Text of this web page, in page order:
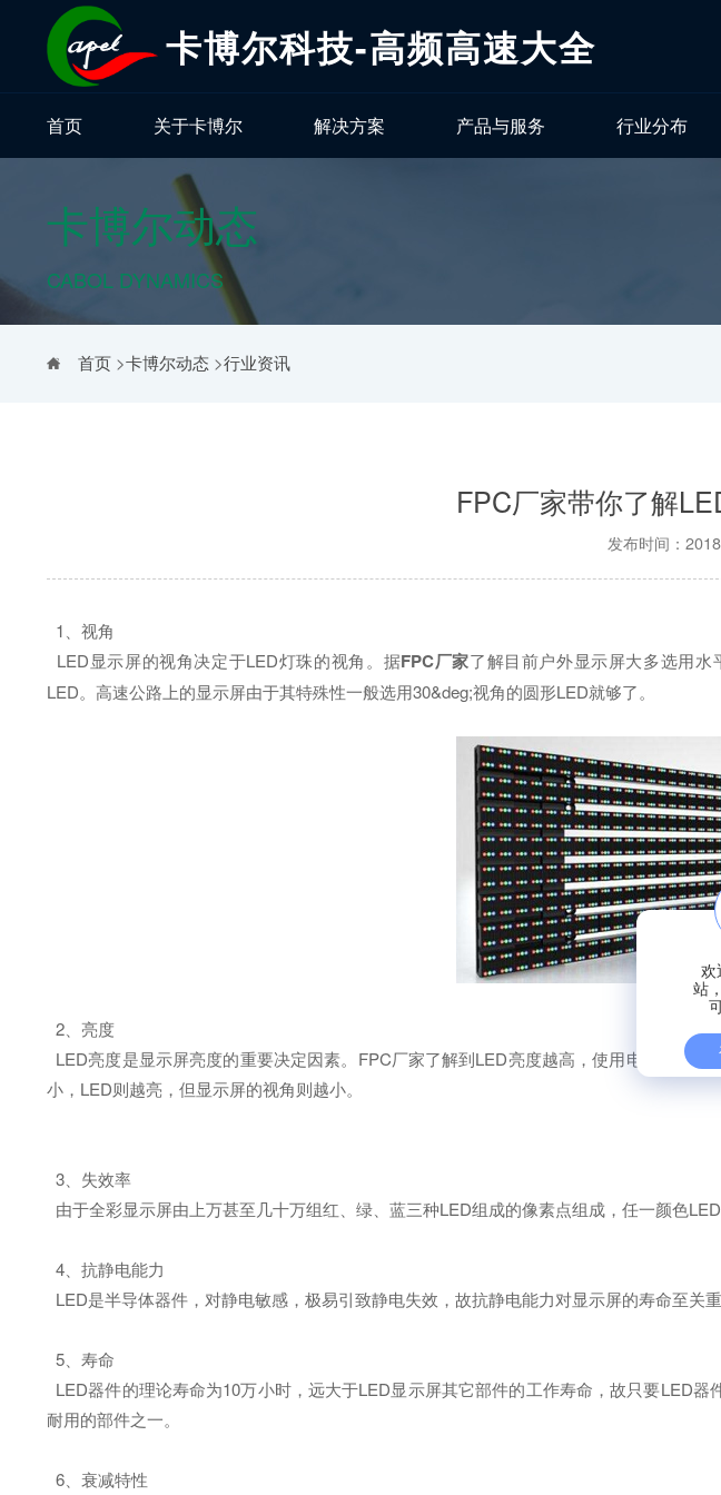
卡博尔科技-高频高速大全
首页 关于卡博尔 解决方案 产品与服务 行业分布
卡博尔动态
CABOL DYNAMICS
首页>卡博尔动态>行业资讯
FPC厂家带你了解
发布时间：
1、视角
LED显示屏的视角决定于LED灯珠的视角。据FPC厂家了解目前户外显示屏大多选用水
LED。高速公路上的显示屏由于其特殊性一般选用30&deg;视角的圆形LED就够了。
2、亮度
LED亮度是显示屏亮度的重要决定因素。FPC厂家了解到LED亮度越高，使用电流的余
小，LED则越亮，但显示屏的视角则越小。
3、失效率
由于全彩显示屏由上万甚至几十万组红、绿、蓝三种LED组成的像素点组成，任一颜色
4、抗静电能力
LED是半导体器件，对静电敏感，极易引致静电失效，故抗静电能力对显示屏的寿命至关
5、寿命
LED器件的理论寿命为10万小时，远大于LED显示屏其它部件的工作寿命，故只要LED
耐用的部件之一。
6、衰减特性
欢
站